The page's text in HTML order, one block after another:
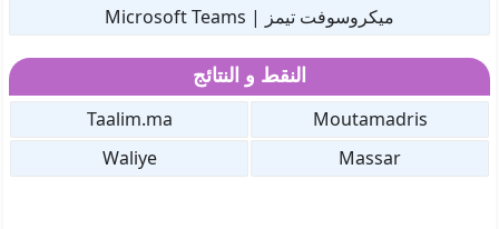
ميكروسوفت تيمز | Microsoft Teams
النقط و النتائج
Moutamadris
Taalim.ma
Massar
Waliye